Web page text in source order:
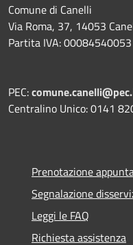
Comune di Canelli
Via Roma, 37, 14053
Partita IVA: 00084540053
PEC:
Centralino Unico: 0141
Prenotazione
Segnalazione
Leggi le FAQ
Richiesta assistenza